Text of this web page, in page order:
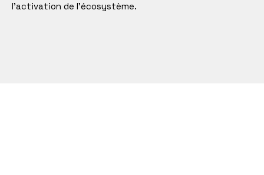
l’activation de l’écosystème.